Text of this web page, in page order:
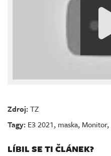
Zdroj:TZ
Tagy: E3 2021, maska, Monitor,
LÍBIL SE TI ČLÁNEK?